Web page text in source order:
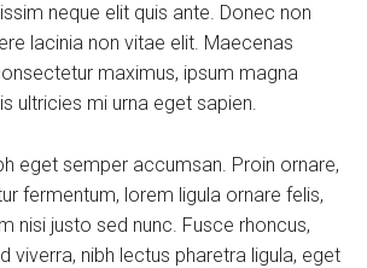
neque elit quis ante. Donec non
lacinia non vitae elit. Maecenas
maximus, ipsum magna
ultricies mi urna eget sapien.
eget semper accumsan. Proin ornare,
fermentum, lorem ligula ornare felis,
nisi justo sed nunc. Fusce rhoncus,
viverra, nibh lectus pharetra ligula, eget